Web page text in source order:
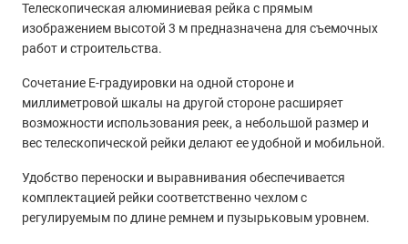
Телескопическая алюминиевая рейка с прямым
изображением высотой 3 м предназначена для съемочных
работ и строительства.
Сочетание Е-градуировки на одной стороне и
миллиметровой шкалы на другой стороне расширяет
возможности использования реек, а небольшой размер и
вес телескопической рейки делают ее удобной и мобильной.
Удобство переноски и выравнивания обеспечивается
комплектацией рейки соответственно чехлом с
регулируемым по длине ремнем и пузырьковым уровнем.